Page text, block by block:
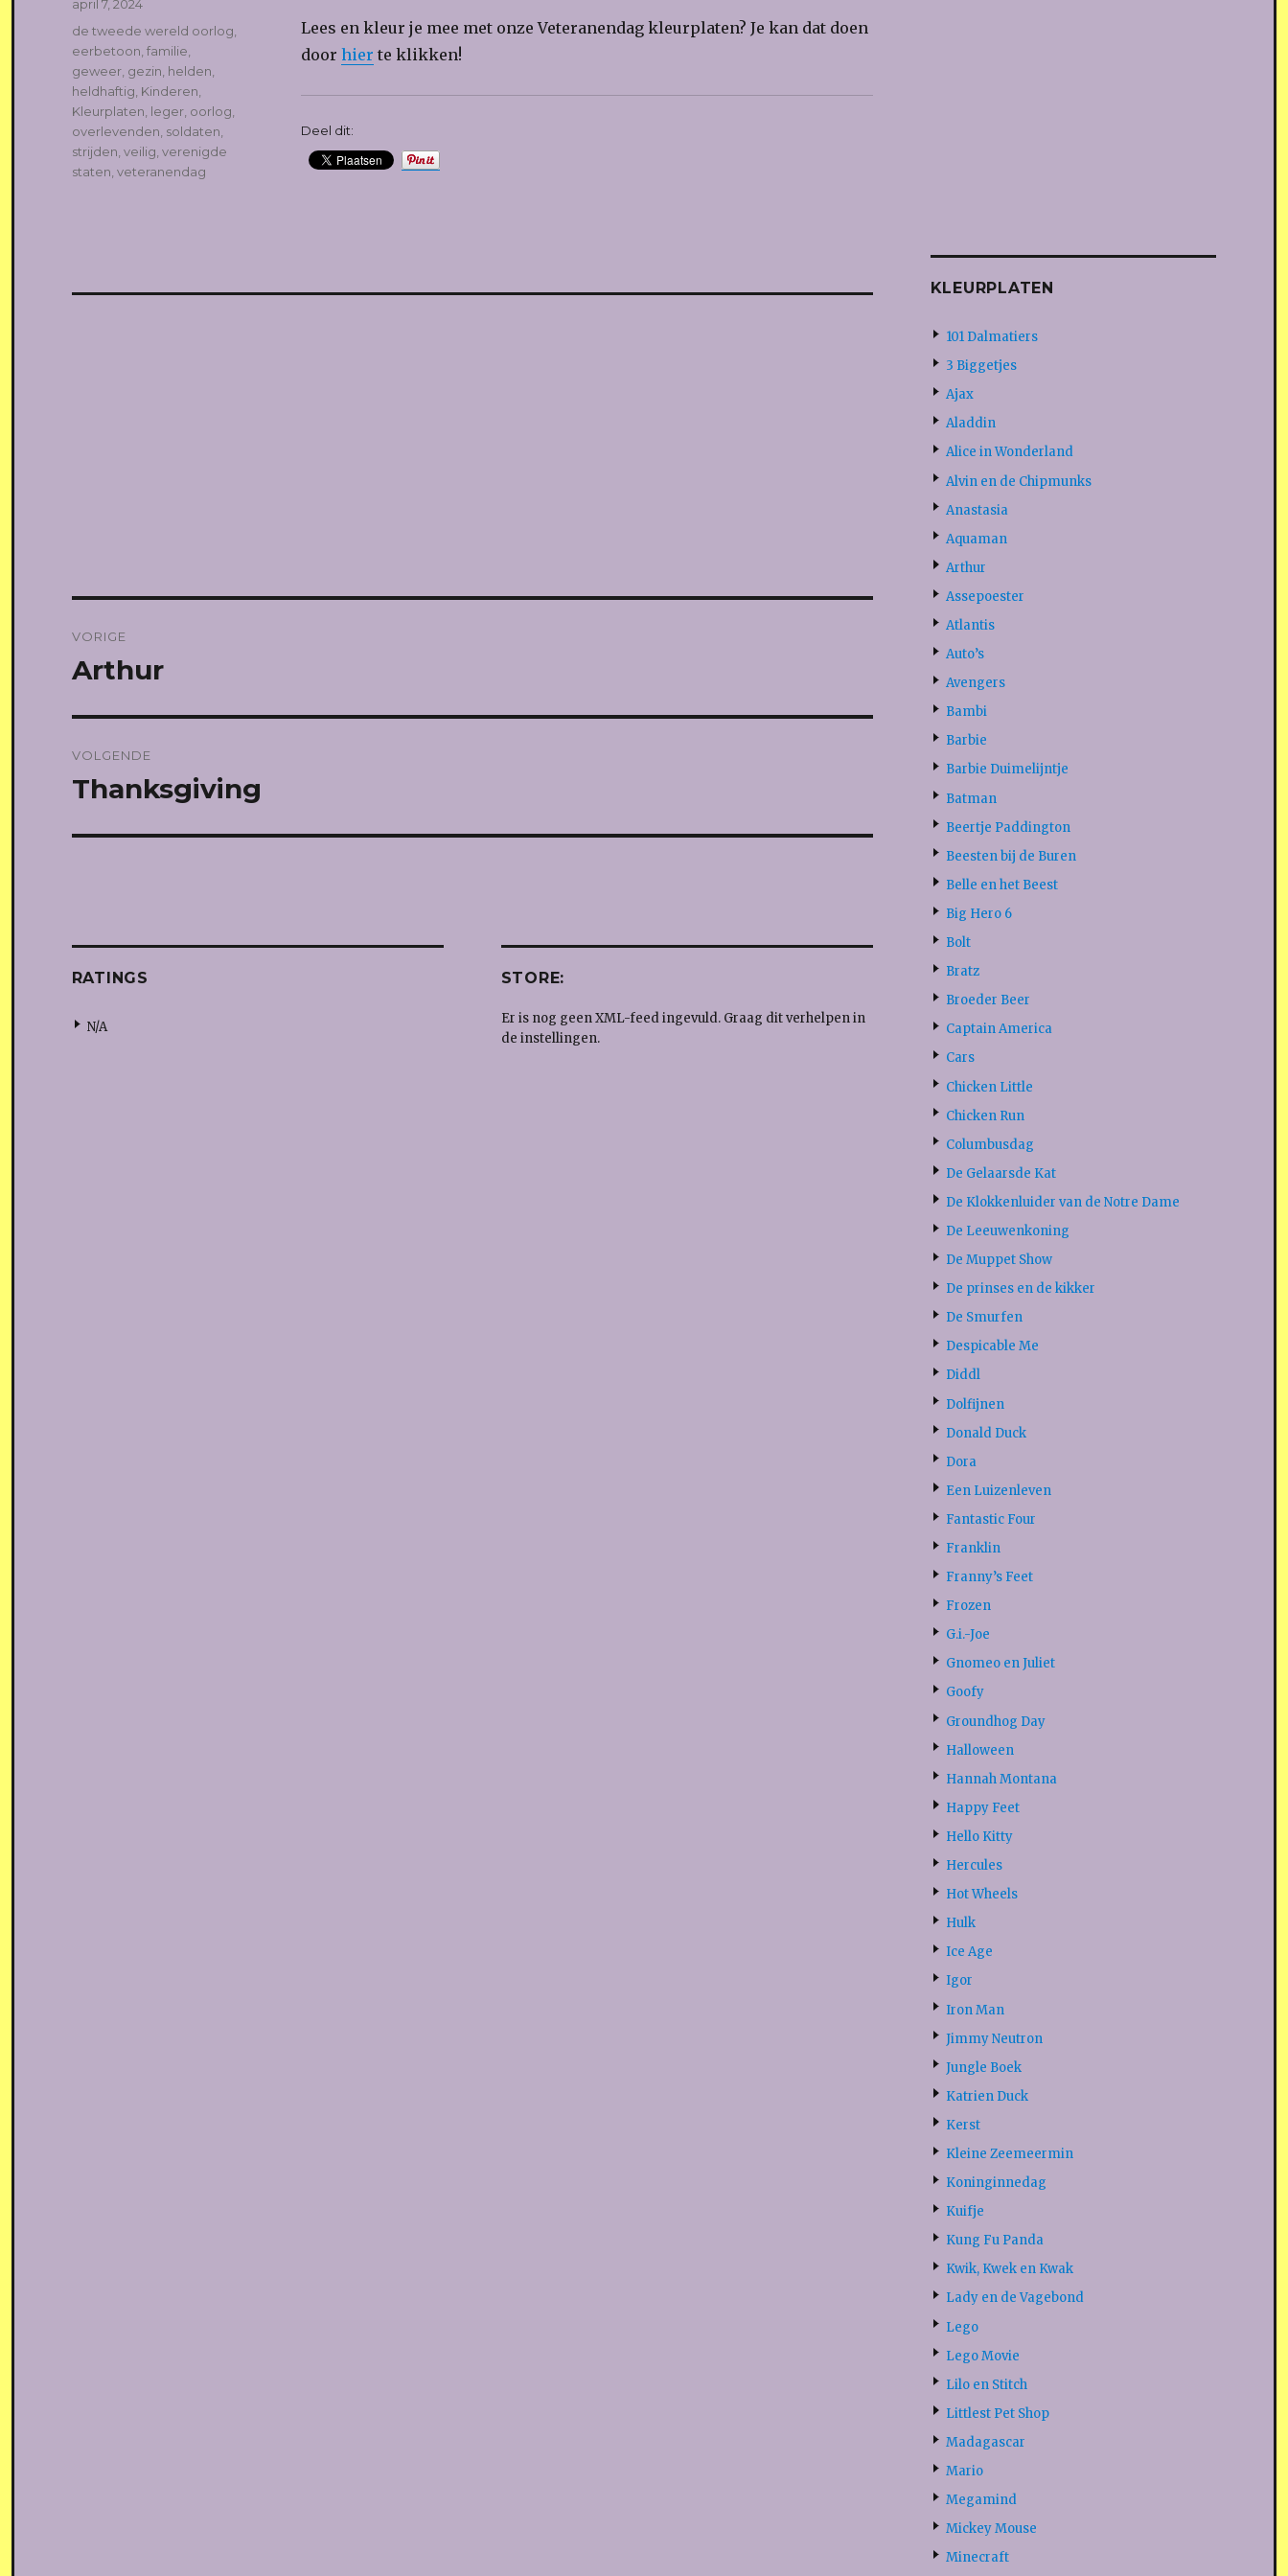
Lees en kleur je mee met onze Veteranendag kleurplaten? Je kan dat doen
door hier te klikken!
Deel dit:
op
april 7, 2024
Tags
de tweede wereld oorlog
eerbetoon familie
geweer, gezin helden
heldhaftig Kinderen
Kleurplaten leger, oorlog
overlevenden soldaten
strijden veilig verenigde
staten veteranendag
navigatie
VORIGE
Vorig
Arthur
VOLGENDE
Volgend
Thanksgiving
RATINGS
N/A
STORE:
Er is nog geen XML-feed ingevuld. Graag dit verhelpen in
de instellingen.
KLEURPLATEN
101 Dalmatiers
3 Biggetjes
Ajax
Aladdin
Alice in Wonderland
Alvin en de Chipmunks
Anastasia
Aquaman
Arthur
Assepoester
Atlantis
Auto’s
Avengers
Bambi
Barbie
Barbie Duimelijntje
Batman
Beertje Paddington
Beesten bij de Buren
Belle en het Beest
Big Hero 6
Bolt
Bratz
Broeder Beer
Captain America
Cars
Chicken Little
Chicken Run
Columbusdag
De Gelaarsde Kat
De Klokkenluider van de Notre Dame
De Leeuwenkoning
De Muppet Show
De prinses en de kikker
De Smurfen
Despicable Me
Diddl
Dolfijnen
Donald Duck
Dora
Een Luizenleven
Fantastic Four
Franklin
Franny’s Feet
Frozen
G.i.-Joe
Gnomeo en Juliet
Goofy
Groundhog Day
Halloween
Hannah Montana
Happy Feet
Hello Kitty
Hercules
Hot Wheels
Hulk
Ice Age
Igor
Iron Man
Jimmy Neutron
Jungle Boek
Katrien Duck
Kerst
Kleine Zeemeermin
Koninginnedag
Kuifje
Kung Fu Panda
Kwik, Kwek en Kwak
Lady en de Vagebond
Lego
Lego Movie
Lilo en Stitch
Littlest Pet Shop
Madagascar
Mario
Megamind
Mickey Mouse
Minecraft